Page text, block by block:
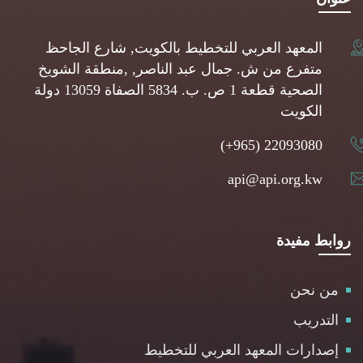
المعهد العربي للتخطيط بالكويت, شارع الجاحظ
متفرع من ش. جمال عبد الناصر, ,منطقة الشويخ
الصحية قطعة 1 ص. ب. 5834 الصفاة 13059 دولة
الكويت
(+965) 22093080
api@api.org.kw
روابط مفيدة
من نحن
التدريب
إصدارات المعهد العربي للتخطيط